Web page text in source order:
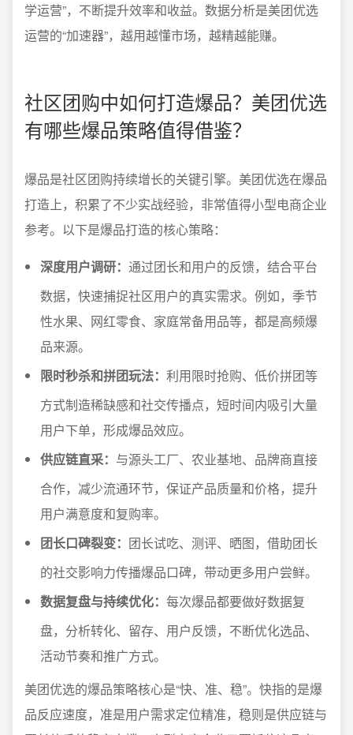
学运营”，不断提升效率和收益。数据分析是美团优选
运营的“加速器”，越用越懂市场，越精越能赚。
社区团购中如何打造爆品？美团优选
有哪些爆品策略值得借鉴？
爆品是社区团购持续增长的关键引擎。美团优选在爆品
打造上，积累了不少实战经验，非常值得小型电商企业
参考。以下是爆品打造的核心策略：
深度用户调研： 通过团长和用户的反馈，结合平台
数据，快速捕捉社区用户的真实需求。例如，季节
性水果、网红零食、家庭常备用品等，都是高频爆
品来源。
限时秒杀和拼团玩法： 利用限时抢购、低价拼团等
方式制造稀缺感和社交传播点，短时间内吸引大量
用户下单，形成爆品效应。
供应链直采： 与源头工厂、农业基地、品牌商直接
合作，减少流通环节，保证产品质量和价格，提升
用户满意度和复购率。
团长口碑裂变： 团长试吃、测评、晒图，借助团长
的社交影响力传播爆品口碑，带动更多用户尝鲜。
数据复盘与持续优化： 每次爆品都要做好数据复
盘，分析转化、留存、用户反馈，不断优化选品、
活动节奏和推广方式。
美团优选的爆品策略核心是“快、准、稳”。快指的是爆
品反应速度，准是用户需求定位精准，稳则是供应链与